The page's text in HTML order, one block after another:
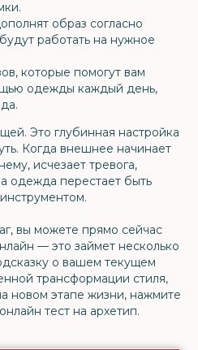
образ согласно
работать на нужное
которые помогут вам
одежды каждый день,
Это глубинная настройка
Когда внешнее начинает
исчезает тревога,
одежда перестает быть
вы можете прямо сейчас
— это займет несколько
о вашем текущем
трансформации стиля,
новом этапе жизни, нажмите
тест на архетип.